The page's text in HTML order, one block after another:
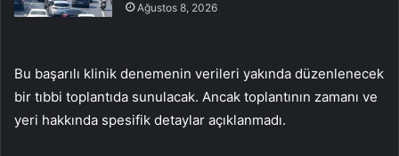
Ağustos 8, 2026
Bu başarılı klinik denemenin verileri yakında düzenlenecek
bir tıbbi toplantıda sunulacak. Ancak toplantının zamanı ve
yeri hakkında spesifik detaylar açıklanmadı.